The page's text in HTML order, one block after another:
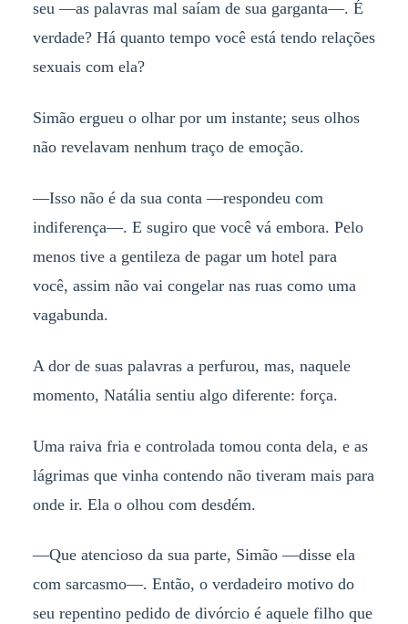
seu —as palavras mal saíam de sua garganta—. É
verdade? Há quanto tempo você está tendo relações
sexuais com ela?
Simão ergueu o olhar por um instante; seus olhos
não revelavam nenhum traço de emoção.
—Isso não é da sua conta —respondeu com
indiferença—. E sugiro que você vá embora. Pelo
menos tive a gentileza de pagar um hotel para
você, assim não vai congelar nas ruas como uma
vagabunda.
A dor de suas palavras a perfurou, mas, naquele
momento, Natália sentiu algo diferente: força.
Uma raiva fria e controlada tomou conta dela, e as
lágrimas que vinha contendo não tiveram mais para
onde ir. Ela o olhou com desdém.
—Que atencioso da sua parte, Simão —disse ela
com sarcasmo—. Então, o verdadeiro motivo do
seu repentino pedido de divórcio é aquele filho que